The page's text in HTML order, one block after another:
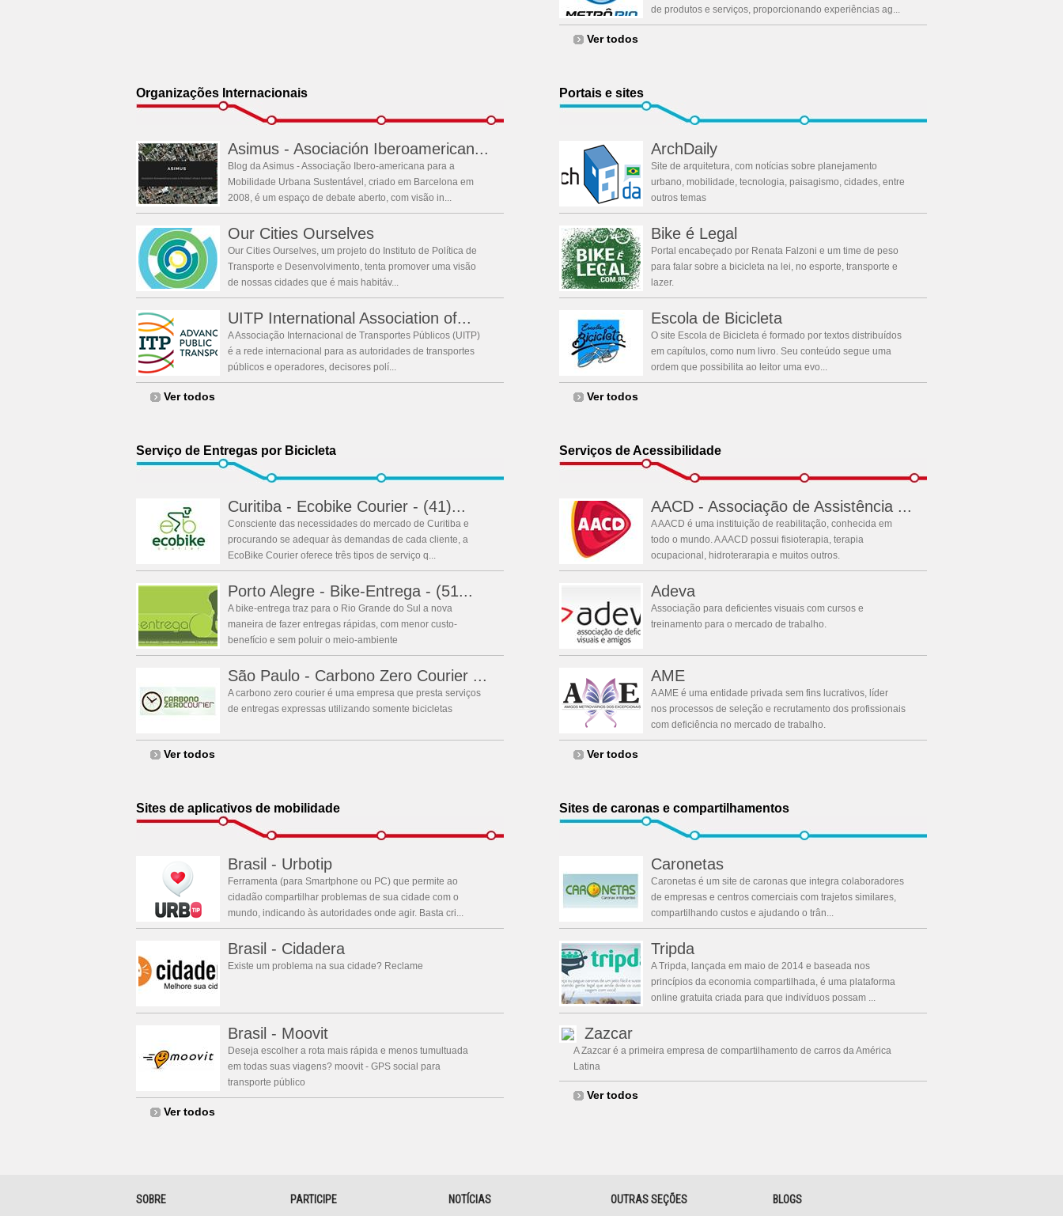
de produtos e serviços, proporcionando experiências ag...
Ver todos
Organizações Internacionais
Asimus - Asociación Iberoamerican...
Blog da Asimus - Associação Ibero-americana para a
Mobilidade Urbana Sustentável, criado em Barcelona em
2008, é um espaço de debate aberto, com visão in...
Our Cities Ourselves
Our Cities Ourselves, um projeto do Instituto de Política de
Transporte e Desenvolvimento, tenta promover uma visão
de nossas cidades que é mais habitáv...
UITP International Association of...
A Associação Internacional de Transportes Públicos (UITP)
é a rede internacional para as autoridades de transportes
públicos e operadores, decisores polí...
Ver todos
Portais e sites
ArchDaily
Site de arquitetura, com notícias sobre planejamento
urbano, mobilidade, tecnologia, paisagismo, cidades, entre
outros temas
Bike é Legal
Portal encabeçado por Renata Falzoni e um time de peso
para falar sobre a bicicleta na lei, no esporte, transporte e
lazer.
Escola de Bicicleta
O site Escola de Bicicleta é formado por textos distribuídos
em capítulos, como num livro. Seu conteúdo segue uma
ordem que possibilita ao leitor uma evo...
Ver todos
Serviço de Entregas por Bicicleta
Curitiba - Ecobike Courier - (41)...
Consciente das necessidades do mercado de Curitiba e
procurando se adequar às demandas de cada cliente, a
EcoBike Courier oferece três tipos de serviço q...
Porto Alegre - Bike-Entrega - (51...
A bike-entrega traz para o Rio Grande do Sul a nova
maneira de fazer entregas rápidas, com menor custo-
benefício e sem poluir o meio-ambiente
São Paulo - Carbono Zero Courier ...
A carbono zero courier é uma empresa que presta serviços
de entregas expressas utilizando somente bicicletas
Ver todos
Serviços de Acessibilidade
AACD - Associação de Assistência ...
A AACD é uma instituição de reabilitação, conhecida em
todo o mundo. A AACD possui fisioterapia, terapia
ocupacional, hidroterarapia e muitos outros.
Adeva
Associação para deficientes visuais com cursos e
treinamento para o mercado de trabalho.
AME
A AME é uma entidade privada sem fins lucrativos, líder
nos processos de seleção e recrutamento dos profissionais
com deficiência no mercado de trabalho.
Ver todos
Sites de aplicativos de mobilidade
Brasil - Urbotip
Ferramenta (para Smartphone ou PC) que permite ao
cidadão compartilhar problemas de sua cidade com o
mundo, indicando às autoridades onde agir. Basta cri...
Brasil - Cidadera
Existe um problema na sua cidade? Reclame
Brasil - Moovit
Deseja escolher a rota mais rápida e menos tumultuada
em todas suas viagens? moovit - GPS social para
transporte público
Ver todos
Sites de caronas e compartilhamentos
Caronetas
Caronetas é um site de caronas que integra colaboradores
de empresas e centros comerciais com trajetos similares,
compartilhando custos e ajudando o trân...
Tripda
A Tripda, lançada em maio de 2014 e baseada nos
princípios da economia compartilhada, é uma plataforma
online gratuita criada para que indivíduos possam ...
Zazcar
A Zazcar é a primeira empresa de compartilhamento de carros da América
Latina
Ver todos
SOBRE PARTICIPE NOTÍCIAS OUTRAS SEÇÕES BLOGS